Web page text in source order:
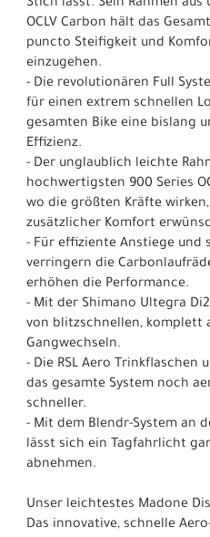
Stich lässt. Sein Rahmen
OCLV Carbon hält das
puncto Steifigkeit und
einzugehen.
- Die revolutionären Full
für einen extrem schnellen
gesamten Bike eine bislang
Effizienz.
- Der unglaublich leichte
hochwertigsten 900 Series
wo die größten Kräfte
zusätzlicher Komfort
- Für effiziente Anstiege und
verringern die
erhöhen die Performance.
- Mit der Shimano Ultegra
von blitzschnellen, komplett
Gangwechseln.
- Die RSL Aero Trinkflaschen
das gesamte System noch
schneller.
- Mit dem Blendr-System an
lässt sich ein Tagfahrlicht
abnehmen.
Unser leichtestes Madone
Das innovative, schnelle